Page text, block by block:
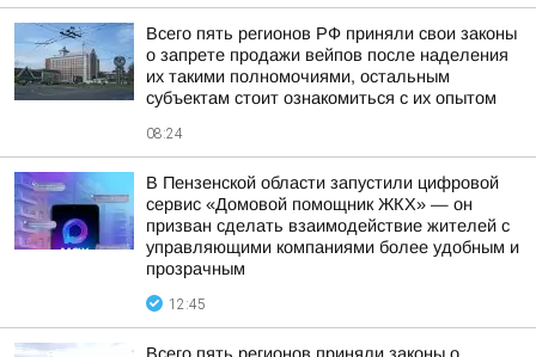
Всего пять регионов РФ приняли свои законы
о запрете продажи вейпов после наделения
их такими полномочиями, остальным
субъектам стоит ознакомиться с их опытом
08:24
В Пензенской области запустили цифровой
сервис «Домовой помощник ЖКХ» — он
призван сделать взаимодействие жителей с
управляющими компаниями более удобным и
прозрачным
12:45